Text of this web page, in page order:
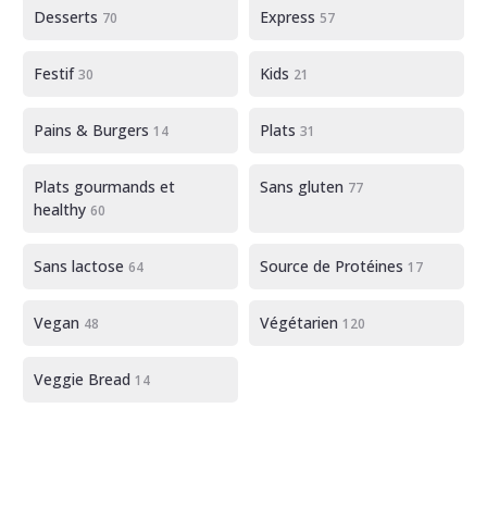
Desserts 70 Express 57
Festif30 Kids 21
Pains & Burgers 14 Plats 31
Plats gourmands et
healthy 60
Sans gluten 77
Sans lactose 64 Source de Protéines 17
Vegan 48 Végétarien 120
Veggie Bread 14